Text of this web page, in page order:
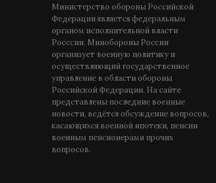
Министерство обороны Российской
Федерации является федеральным
органом исполнительной власти
Росссии. Минобороны России
организует военную политику и
осуществляющий государственное
управление в области обороны
Российской Федерации. На сайте
представлены последние военные
новости, ведётся обсуждение вопросов,
касающихся военной ипотеки, пенсии
военным пенсионерами прочих
вопросов.